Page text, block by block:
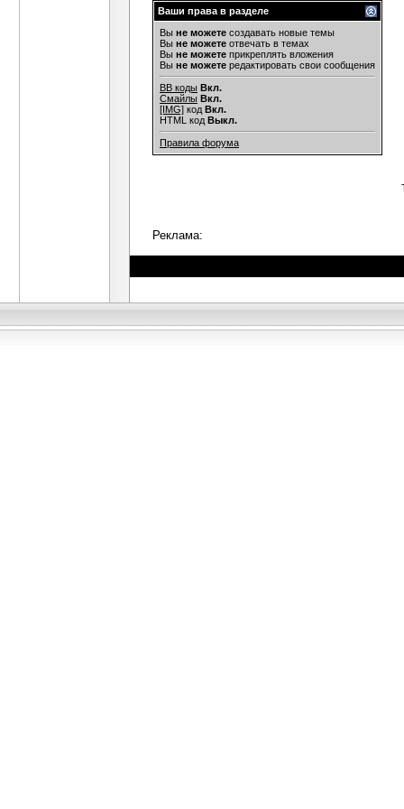
Ваши права в разделе
Вы не можете создавать новые темы
Вы не можете отвечать в темах
Вы не можете прикреплять вложения
Вы не можете редактировать свои сообщения
BB коды Вкл.
Смайлы Вкл.
[IMG] код Вкл.
HTML код Выкл.
Правила форума
Реклама: